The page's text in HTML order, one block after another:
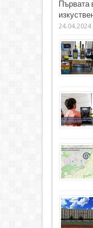
Първата
24.04.2024